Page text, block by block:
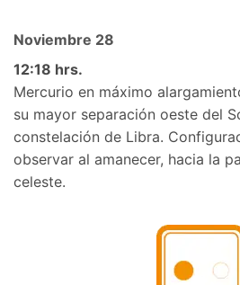
Noviembre 28
12:18 hrs.
Mercurio en máximo
su mayor separación oeste del
constelación de Libra.
observar al amanecer, hacia la
celeste.